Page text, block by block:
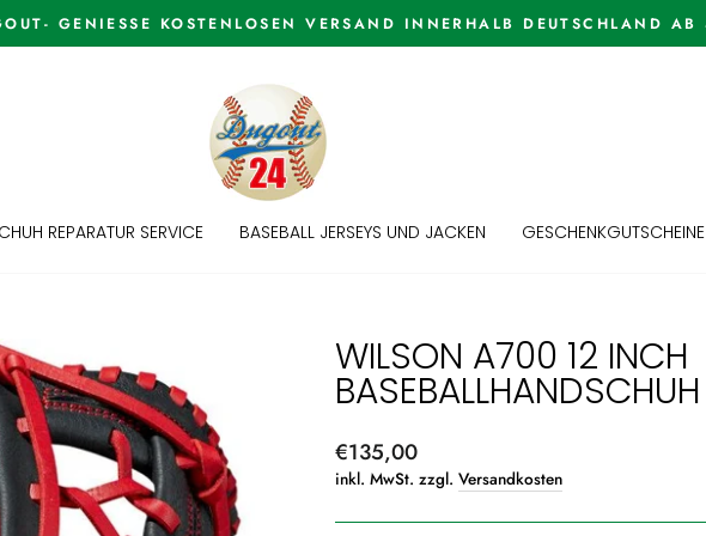
Pause
WELCOME TO THE DUGOUT
REPARATUR SERVICE BASEBALL JERSEYS UND JACKEN GESCHENKGUTSCHEINE
WILSON A700 12 INCH
BASEBALLHANDSCHUH
Normaler
Preis
€135,00
inkl. MwSt. zzgl. Versandkosten